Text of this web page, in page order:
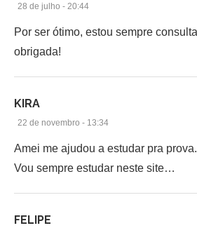
28 de julho - 20:44
Por ser ótimo, estou sempre
obrigada!
KIRA
22 de novembro - 13:34
Amei me ajudou a estudar pra prova.
Vou sempre estudar neste site…
FELIPE